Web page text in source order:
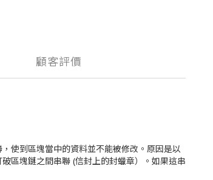
顧客評價
使到區塊當中的資料並不能被修改。原因是以
區塊鏈之間串聯 (信封上的封蠟章）。如果這串